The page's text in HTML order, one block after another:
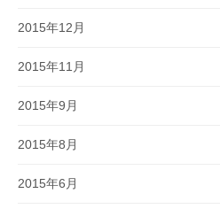
2015年12月
2015年11月
2015年9月
2015年8月
2015年6月